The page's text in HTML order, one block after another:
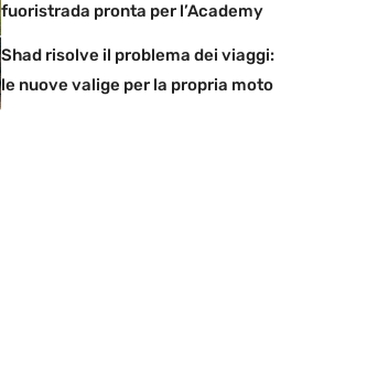
fuoristrada pronta per l’Academy
Shad risolve il problema dei viaggi:
le nuove valige per la propria moto